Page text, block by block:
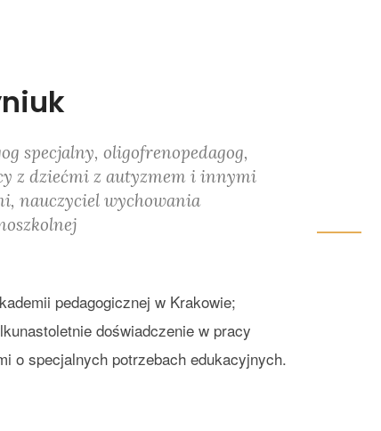
specjalny, oligofrenopedagog,
z dziećmi z autyzmem i innymi
nauczyciel wychowania
pedagogicznej w Krakowie;
doświadczenie w pracy
o specjalnych potrzebach edukacyjnych.